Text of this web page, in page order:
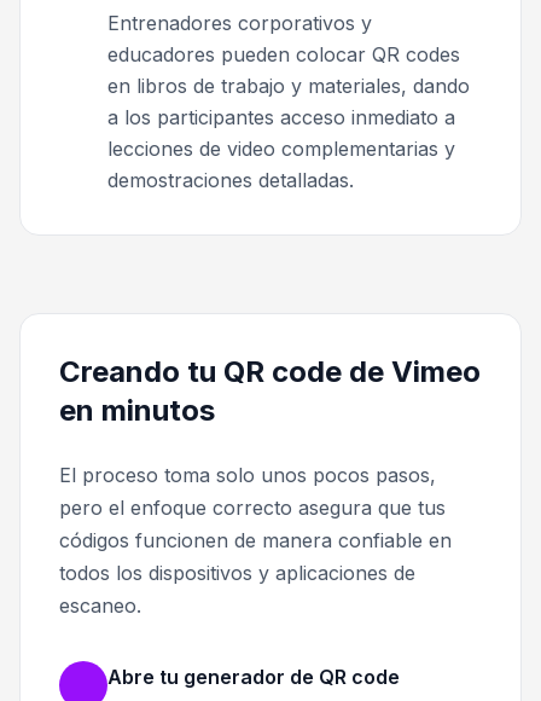
Entrenadores corporativos y
educadores pueden colocar QR codes
en libros de trabajo y materiales, dando
a los participantes acceso inmediato a
lecciones de video complementarias y
demostraciones detalladas.
Creando tu QR code de Vimeo
en minutos
El proceso toma solo unos pocos pasos,
pero el enfoque correcto asegura que tus
códigos funcionen de manera confiable en
todos los dispositivos y aplicaciones de
escaneo.
Abre tu generador de QR code